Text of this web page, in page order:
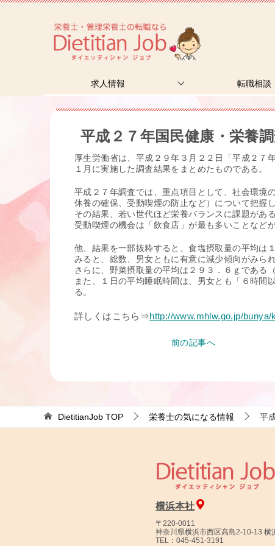
求人情報 転職相談
平成２７年国民健康・栄養
厚生労働省は、平成２９年３月２２日「平成２７
１月に実施した調査結果をまとめたものである。
平成２７年調査では、重点項目として、社会環境
休養の確保、受動喫煙の防止など）について把握し
その結果、若い世代ほど栄養バランスに課題があ
受動喫煙の機会は「飲食店」が最も多いことなど
他、結果を一部抜粋すると、食塩摂取量の平均は
みると、総数、男女ともに有意に減少傾向がみられ
さらに、野菜摂取量の平均は２９３．６ｇである
また、１日の平均睡眠時間は、男女とも「６時間
る。
詳しくはこちら⇒http://www.mhlw.go.jp/
前の記事へ
DietitianJob TOP 栄養士の気になる情報 平
横浜本社
〒220-0011
神奈川県横浜市西区高島2-10-13 横
TEL：045-451-3191